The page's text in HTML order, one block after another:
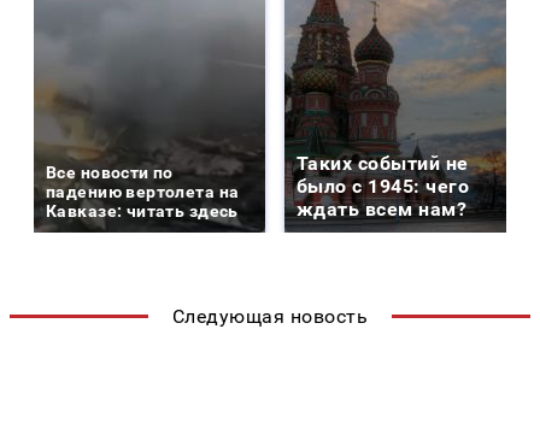
Все новости по
падению вертолета на
Кавказе: читать здесь
Таких событий не
было с 1945: чего
ждать всем нам?
Следующая новость